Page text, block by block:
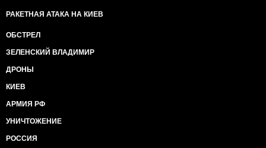
РАКЕТНАЯ АТАКА НА КИЕВ
ОБСТРЕЛ
ЗЕЛЕНСКИЙ ВЛАДИМИР
ДРОНЫ
КИЕВ
АРМИЯ РФ
УНИЧТОЖЕНИЕ
РОССИЯ